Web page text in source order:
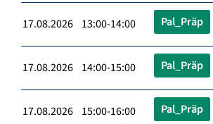
17.08.2026 13:00-14:00 Pal_Präp
17.08.2026 14:00-15:00 Pal_Präp
17.08.2026 15:00-16:00 Pal_Präp